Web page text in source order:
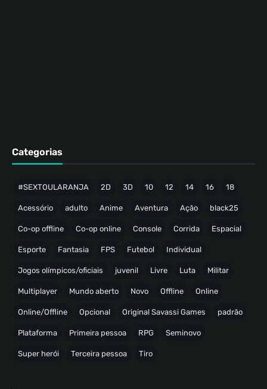
Categorias
#SEXTOULARANJA 2D 3D 10 12 14 16 18
Acessório adulto Anime Aventura Ação black25
Co-op offline Co-op online Console Corrida Espacial
Esporte Fantasia FPS Futebol Individual
Jogos olímpicos/oficiais juvenil Livre Luta Militar
Multiplayer Mundo aberto Novo Offline Online
Online/Offline Opcional Original Savassi Games padrão
Plataforma Primeira pessoa RPG Seminovo
Super herói Terceira pessoa Tiro